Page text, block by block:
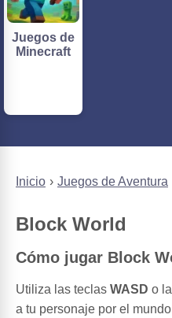
Inicio Juegos de Aventura
Block World
Cómo jugar Block
Utiliza las teclas WASD o
a tu personaje por el
Juegos de
Minecraft